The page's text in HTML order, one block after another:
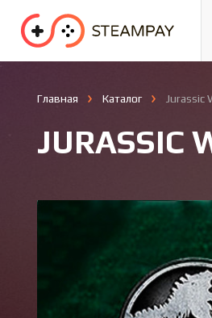
Спорт Гонки
Главная Каталог Jurassic
JURASSIC